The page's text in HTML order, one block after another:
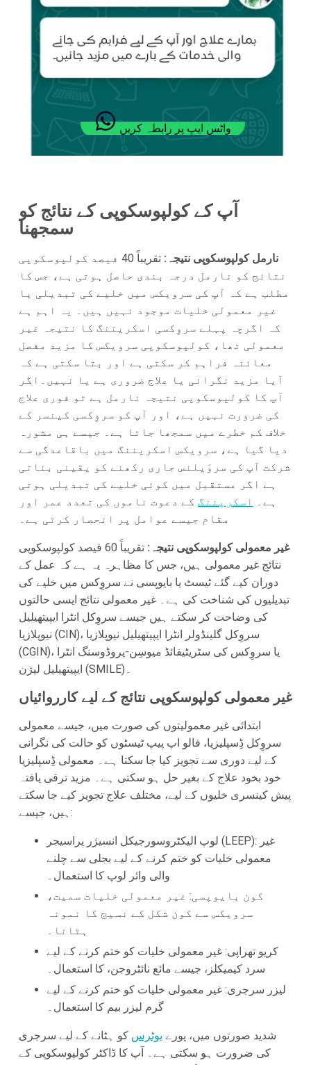
واٹس ایپ پر رابطہ کریں
آپ کے کولپوسکوپی کے نتائج کو
سمجھنا
نارمل کولپوسکوپی نتیجہ:
تقریباً 40 فیصد کولپوسکوپی
نتائج کو نارمل درجہ بندی حاصل ہوتی ہے، جس کا
مطلب ہے کہ آپ کی سرویکس میں خلیے کی تبدیلی یا
غیر معمولی خلیات موجود نہیں ہیں۔ یہ اہم ہے
کہ اگرچہ پہلے سروِکسی اسکریننگ کا نتیجہ غیر
معمولی تھا، کولپوسکوپی سرویکس کا مزید مفصل
معائنہ فراہم کر سکتی ہے اور بتا سکتی ہے کہ
آیا مزید نگرانی یا علاج ضروری ہے یا نہیں۔
اگر
آپ کا کولپوسکوپی نتیجہ نارمل ہے تو فوری علاج
کی ضرورت نہیں ہے، اور آپ کو سروِکسی کینسر کے
خلاف کم خطرے میں سمجھا جاتا ہے۔ جیسے ہی مشورہ
دیا گیا ہے، سرویکس اسکریننگ میں باقاعدگی سے
شرکت آپ کی سروَیلنس جاری رکھنے کو یقینی بناتی
ہے اگر مستقبل میں کوئی خلیے کی تبدیلی ہوتی
ہے۔
اسکریننگ کے دعوت ناموں کی تعدد عمر اور
مقام جیسے عوامل پر انحصار کرتی ہے۔
غیر معمولی کولپوسکوپی نتیجہ:
تقریباً 60 فیصد کولپوسکوپی
نتائج غیر معمولی ہیں، جس کا مظاہرہ یہ ہے کہ عمل کے
دوران کیے گئے ٹیسٹ یا بایوپسی نے سروِکس میں خلیے کی
تبدیلیوں کی شناخت کی ہے۔ غیر معمولی نتائج ایسی حالتوں
کی وضاحت کر سکتے ہیں جیسے سروِکل انٹرا ایپیتھیلیل
نیوپلازیا (CIN)، سروِکل گلینڈولر انٹرا ایپیتھیلیل نیوپلازیا
(CGIN)، یا سروِکس کی سٹریٹیفائڈ میوسِن-پروڈوسنگ انٹرا
غیر معمولی کولپوسکوپی نتائج کے لیے کارروائیاں
ابتدائی غیر معمولیتوں کی صورت میں، جیسے معمولی
سروِکل ڈِسپلیزیا، فالو اپ پیپ ٹیسٹوں کو حالت کی نگرانی
کے لیے دوری سے تجویز کیا جا سکتا ہے۔ معمولی ڈِسپلیزیا
خود بخود علاج کے بغیر حل ہو سکتی ہے۔ مزید ترقی یافتہ
پیش کینسری خلیوں کے لیے، مختلف علاج تجویز کیے جا سکتے
ہیں، جیسے:
لوپ الیکٹروسورجیکل انسیژر پراسیجر (LEEP): غیر
معمولی خلیات کو ختم کرنے کے لیے بجلی سے چلنے
والی وائر لوپ کا استعمال۔
کون بایوپسی: غیر معمولی خلیات سمیت،
سرویکس سے کون شکل کے نسیج کا نمونہ
ہٹانا۔
کریو تھراپی: غیر معمولی خلیات کو ختم کرنے کے لیے
سرد کیمیکلز، جیسے مائع نائٹروجن، کا استعمال۔
لیزر سرجری: غیر معمولی خلیات کو ختم کرنے کے لیے
گرم لیزر بیم کا استعمال۔
شدید صورتوں میں، پورے یوٹرس کو ہٹانے کے لیے سرجری
کی ضرورت ہو سکتی ہے۔ آپ کا ڈاکٹر کولپوسکوپی کے